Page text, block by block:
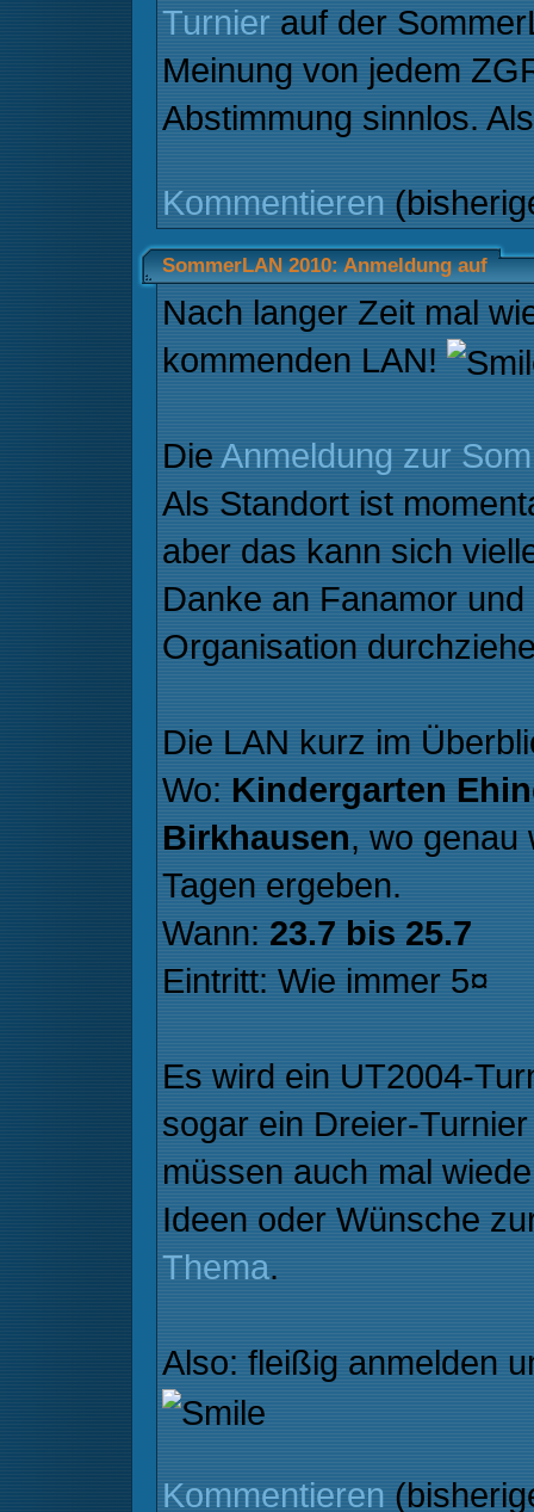
Turnier auf der
Meinung von jedem
Abstimmung sinnlos.
Kommentieren
SommerLAN 2010: Anmeldung auf
Nach langer Zeit mal
kommenden LAN!
Die Anmeldung zur
Als Standort ist
aber das kann sich
Danke an Fanamor
Organisation
Die LAN kurz im
Wo: Kindergarten
Birkhausen, wo genau
Tagen ergeben.
Wann: 23.7 bis 25.7
Eintritt: Wie immer 5¤
Es wird ein UT2004-
sogar ein Dreier-
müssen auch mal
Ideen oder Wünsche
Thema.
Also: fleißig anmelden
Kommentieren